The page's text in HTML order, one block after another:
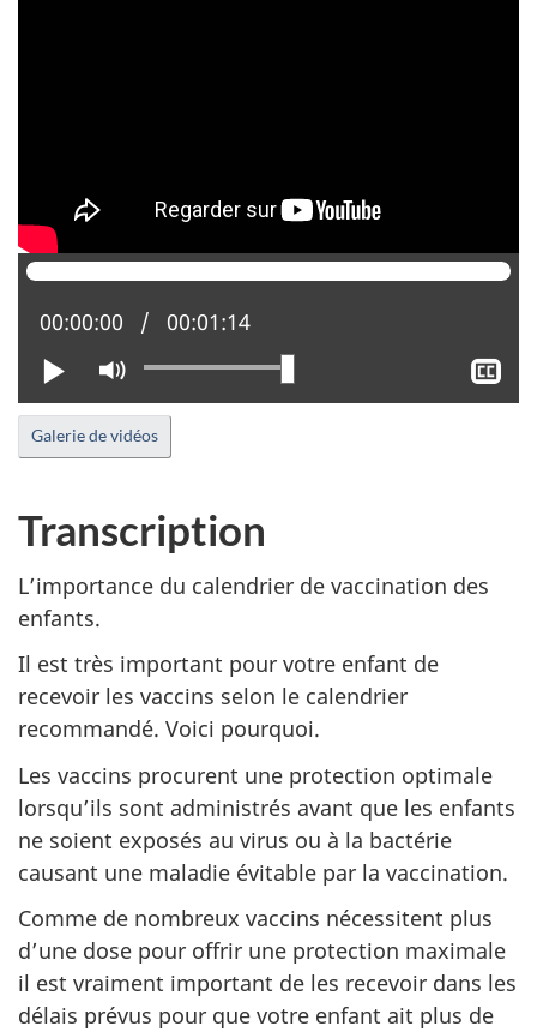
Lire
Activer
le
mode
muet
Position actuelle :
00:00:00 Temps total :
00:01:14
le
Galerie de vidéos
Transcription
L’importance du calendrier de vaccination des
enfants.
Il est très important pour votre enfant de
recevoir les vaccins selon le calendrier
recommandé. Voici pourquoi.
Les vaccins procurent une protection optimale
lorsqu’ils sont administrés avant que les enfants
ne soient exposés au virus ou à la bactérie
causant une maladie évitable par la vaccination.
Comme de nombreux vaccins nécessitent plus
d’une dose pour offrir une protection maximale
il est vraiment important de les recevoir dans les
délais prévus pour que votre enfant ait plus de